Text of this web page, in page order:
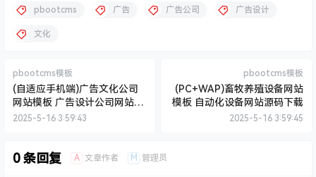
pbootcms 广告 广告公司 广告设计
文化
pbootcms模板
(自适应手机端)广告文化公司
网站模板 广告设计公司网站源
码下载
2025-5-16 3:59:43
pbootcms模板
(PC+WAP)畜牧养殖设备网站
模板 自动化设备网站源码下载
2025-5-16 3:59:45
0 条回复 A 文章作者 M 管理员